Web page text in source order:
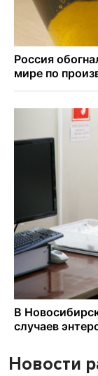
Новости